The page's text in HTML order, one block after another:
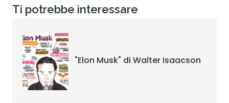
Ti potrebbe interessare
"Elon Musk" di Walter Isaacson